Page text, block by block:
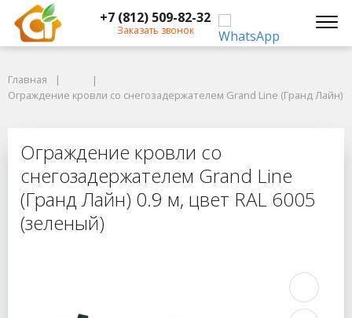
+7 (812) 509-82-32
Заказать звонок
Ограждение кровли со снегозадержателем Grand Line (Гранд Лайн)
Ограждение кровли со
Главная
Ограждение кровли со снегозадержателем Grand Line (Гранд Лайн)
Ограждение кровли со
снегозадержателем Grand Line
(Гранд Лайн) 0.9 м, цвет RAL 6005
(зеленый)